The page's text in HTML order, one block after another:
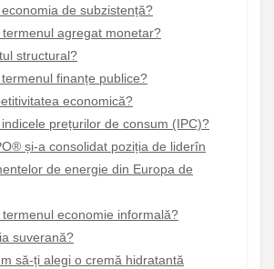
de subzistență?
agregat monetar?
structural?
finanțe publice?
economică?
prețurilor de consum (IPC)?
și-a consolidat poziția de liderîn
de energie din Europa de
economie informală?
suverană?
să-ți alegi o cremă hidratantă